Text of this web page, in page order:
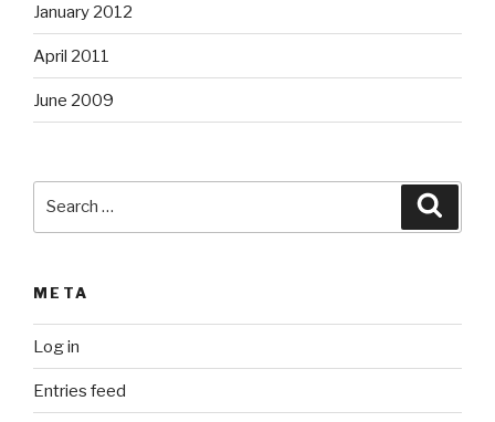
January 2012
April 2011
June 2009
META
Log in
Entries feed